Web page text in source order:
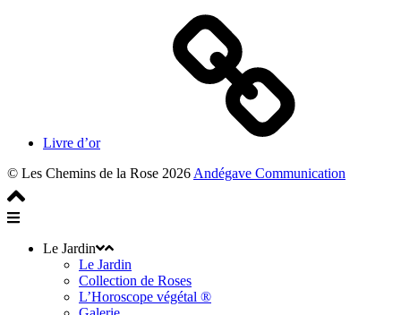
Livre d’or
© Les Chemins de la Rose 2026Andégave Communication
Le Jardin
Le Jardin
Collection de Roses
L’Horoscope végétal ®